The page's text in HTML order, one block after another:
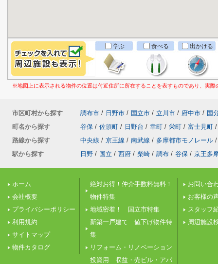
学ぶ 食べる 出かける
※地図上に表示される物件の位置は付近住所に所在することを表すものであり、実
市区町村から探す 調布市 / 日野市 / 国立市 / 立川市 / 府中市 / 国
町名から探す
谷保 / 佐須町 / 日野台 / 幸町 / 栄町 / 富士見町 /
路線から探す
中央線 / 京王線 / 南武線 / 多摩都市モノレール /
駅から探す
日野 / 国立 / 西府 / 柴崎 / 調布 / 谷保 / 京王多
ホーム
会社概要
プライバシーポリシー
利用規約
サイトマップ
物件カタログ
絶対お得！仲介手数料無料！
物件特集
地域密着！ 国立市特集
新築一戸建て 値下げ物件特
集
リフォーム・リノベーション
投資用 収益・売ビル・アパ
お問い合
お客様の
スタッフ
周辺施設